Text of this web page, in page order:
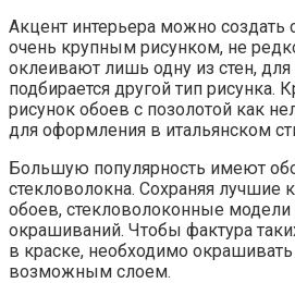
Акцент интерьера можно
очень крупным рисунком, не
оклеивают лишь одну из стен,
подбирается другой тип рисунка.
рисунок обоев с позолотой как
для оформления в итальянском
Большую популярность имеют
стекловолокна. Сохраняя лучшие
обоев, стекловолоконные модели
окрашиваний. Чтобы фактура
в краске, необходимо
возможным слоем.